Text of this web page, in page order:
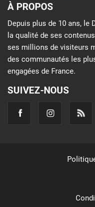
À PROPOS
Depuis plus de 10 ans, le
la qualité de ses
ses millions de visiteurs
des communautés les
engagées de France.
SUIVEZ-NOUS